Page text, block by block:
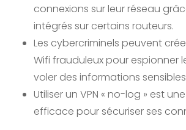
connexions sur leur réseau
intégrés sur certains routeurs.
Les cybercriminels peuvent
Wifi frauduleux pour espionner
voler des informations
Utiliser un VPN « no-log » est
efficace pour sécuriser ses